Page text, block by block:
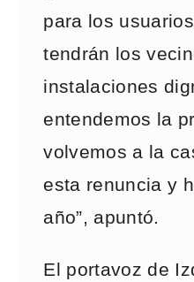
para los
tendrán los
instalaciones
entendemos la
volvemos a la
esta renuncia y
año”, apuntó.
El portavoz de